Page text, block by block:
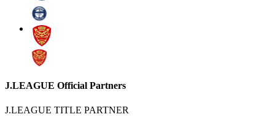
J.LEAGUE Official Partners
J.LEAGUE TITLE PARTNER